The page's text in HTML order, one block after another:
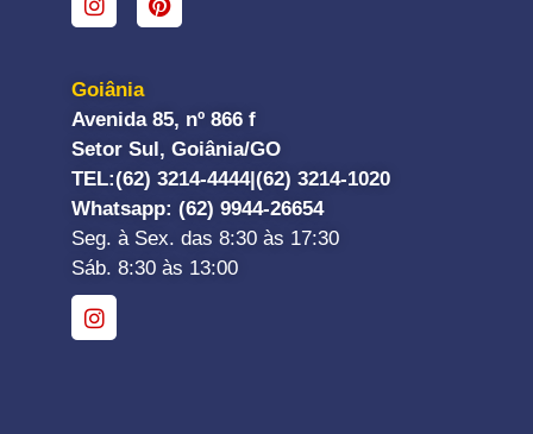
Goiânia
Avenida 85, nº 866 f
Setor Sul, Goiânia/GO
TEL:(62) 3214-4444|(62) 3214-1020
Whatsapp: (62) 9944-26654
Seg. à Sex. das 8:30 às 17:30
Sáb. 8:30 às 13:00